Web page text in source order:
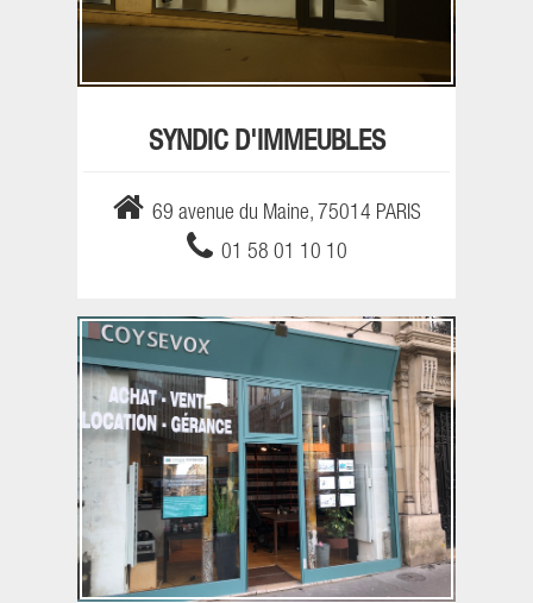
SYNDIC D'IMMEUBLES
69 avenue du Maine, 75014 PARIS
01 58 01 10 10